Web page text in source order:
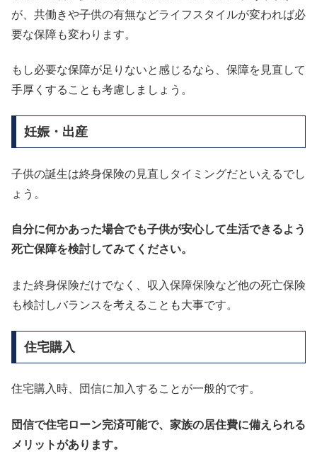
が、共働きや子供の有無などライフスタイルが変われば必
要な保障も変わります。
もし必要な保障が足りないと感じるなら、保障を見直して
手厚くすることも考慮しましょう。
妊娠・出産
子供の誕生は終身保険の見直しタイミングだといえるでし
ょう。
自分に何かあった場合でも子供が安心して生活できるよう
死亡保障を検討してみてください。
また終身保険だけでなく、収入保障保険など他の死亡保険
も検討しバランスを考えることも大事です。
住宅購入
住宅購入時、団信に加入することが一般的です。
団信で住宅ローン完済可能で、家族の居住費に備えられる
メリットがあります。